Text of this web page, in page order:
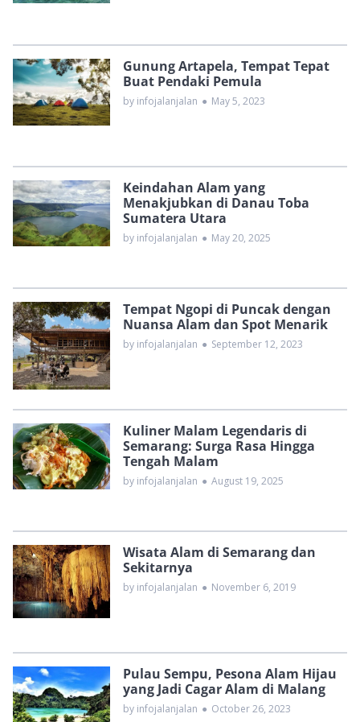
Gunung Artapela, Tempat Tepat
Buat Pendaki Pemula
by infojalanjalan ● May 5, 2023
Keindahan Alam yang
Menakjubkan di Danau Toba
Sumatera Utara
by infojalanjalan ● May 20, 2025
Tempat Ngopi di Puncak dengan
Nuansa Alam dan Spot Menarik
by infojalanjalan ● September 12, 2023
Kuliner Malam Legendaris di
Semarang: Surga Rasa Hingga
Tengah Malam
by infojalanjalan ● August 19, 2025
Wisata Alam di Semarang dan
Sekitarnya
by infojalanjalan ● November 6, 2019
Pulau Sempu, Pesona Alam Hijau
yang Jadi Cagar Alam di Malang
by infojalanjalan ● October 26, 2023